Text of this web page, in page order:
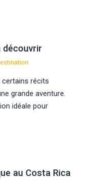
découvrir
certains récits
grande aventure.
idéale pour
au Costa Rica